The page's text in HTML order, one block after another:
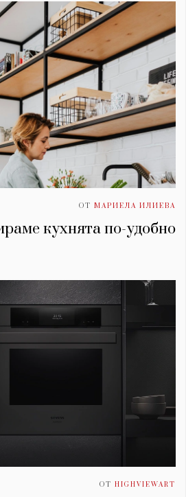
ОТ МАРИЕЛА ИЛИЕВА
кухнята по-удобно
ОТ HIGHVIEWART